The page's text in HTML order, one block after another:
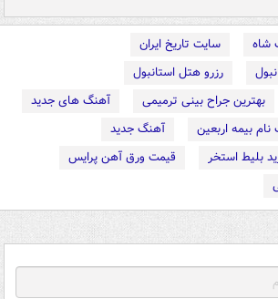
شاه
سایت تاریخ ایران
رزرو هتل استانبول
بهترین جراح بینی ترمیمی
آهنگ های جدید
نام بیمه اربعین
آهنگ جدید
بلیط استخر
قیمت ورق آهن پرایس